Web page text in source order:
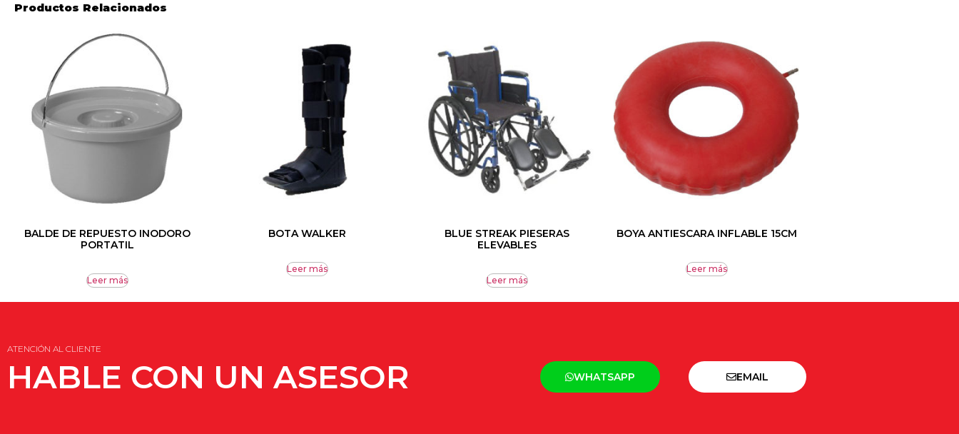
Productos Relacionados
BALDE DE REPUESTO INODORO
PORTATIL
Leer más
BOTA WALKER
Leer más
BLUE STREAK PIESERAS
ELEVABLES
Leer más
BOYA ANTIESCARA INFLABLE 15CM
Leer más
ATENCIÓN AL CLIENTE
HABLE CON UN ASESOR WHATSAPP EMAIL